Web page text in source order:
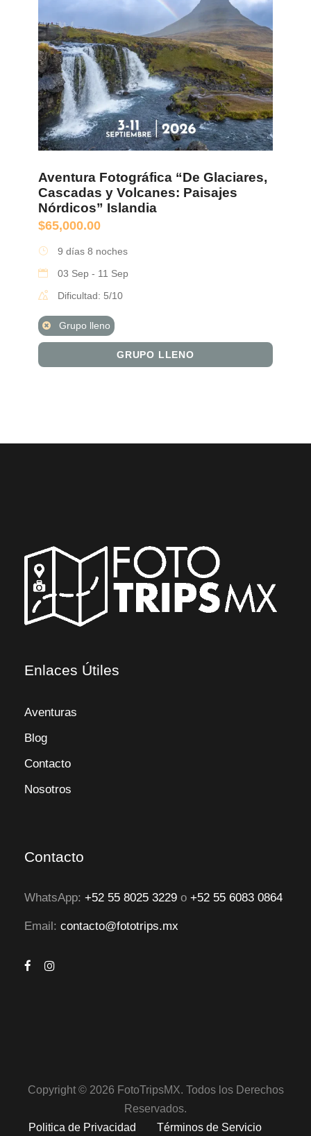
Aventura Fotográfica “De Glaciares,
Cascadas y Volcanes: Paisajes
Nórdicos” Islandia
$65,000.00
9 días 8 noches
03 Sep - 11 Sep
Dificultad: 5/10
Grupo lleno
GRUPO LLENO
Enlaces Útiles
Aventuras
Blog
Contacto
Nosotros
Contacto
WhatsApp: +52 55 8025 3229 o +52 55 6083 0864
Email: contacto@fototrips.mx
Copyright © 2026 FotoTripsMX. Todos los Derechos
Reservados.
Politica de Privacidad
Términos de Servicio